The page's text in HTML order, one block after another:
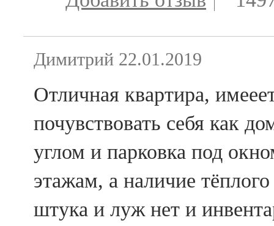
Димитрий 22.01.2019
Отличная квартира,
почувствовать себя как
углом и парковка под
этажам, а наличие
штука и луж нет и